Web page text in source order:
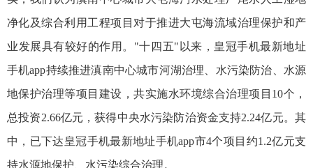
净化及综合利用工程项目对于推进大屯海流域治理保护和产
业发展具有较好的作用。"十四五"以来，皇冠手机最新地址
手机app持续推进滇南中心城市河湖治理、水污染防治、水源
地保护治理等项目建设，共实施水环境综合治理项目10个，
总投资2.66亿元，获得中央水污染防治资金支持2.24亿元。其
中，已下达皇冠手机最新地址手机app市4个项目约1.2亿元支
持水源地保护、水污染综合治理。